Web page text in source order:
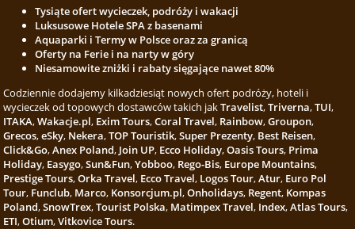
Tysiąte ofert wycieczek, podróży i wakacji
Luksusowe Hotele SPA z basenami
Aquaparki i Termy w Polsce oraz za granicą
Oferty na Ferie i na narty w góry
Niesamowite zniżki i rabaty sięgające nawet 80%
Codziennie dodajemy kilkadziesiąt nowych ofert podróży, hoteli i
wycieczek od topowych dostawców takich jakTravelist,Triverna,TUI,
ITAKA,Wakacje.pl, Exim Tours,Coral Travel, Rainbow,Groupon,
Grecos,eSky, Nekera,TOP Touristik,Super Prezenty, Best Reisen,
Click&Go,Anex Poland, Join UP, Ecco Holiday,Oasis Tours, Prima
Holiday, Easygo,Sun&Fun,Yobboo, Rego-Bis, Europe Mountains,
Prestige Tours,Orka Travel, Ecco Travel, Logos Tour,Atur, Euro Pol
Tour, Funclub, Marco, Konsorcjum.pl,Onholidays, Regent, Kompas
Poland,SnowTrex,Tourist Polska, Matimpex Travel, Index,Atlas Tours,
ETI,Otium,Vitkovice Tours.